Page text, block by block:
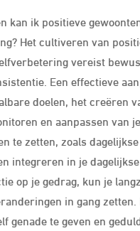
kan ik positieve
Het cultiveren van
vereist
Een effectieve
doelen, het creëren
en aanpassen van
te zetten, zoals
integreren in je
op je gedrag, kun je
in gang zetten.
genade te geven en